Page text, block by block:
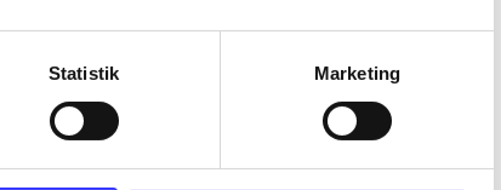
Statistik Marketing